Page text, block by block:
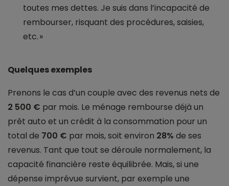
toutes mes dettes. Je suis dans l’incapacité de
rembourser, risquant des procédures, saisies,
etc. »
Quelques exemples
Prenons le cas d’un couple avec des revenus nets de
2 500 € par mois. Le ménage rembourse déjà un
prêt auto et un crédit à la consommation pour un
total de 700 € par mois, soit environ 28% de ses
revenus. Tant que tout se déroule normalement, la
capacité financière reste équilibrée. Mais, si une
dépense imprévue survient, par exemple une